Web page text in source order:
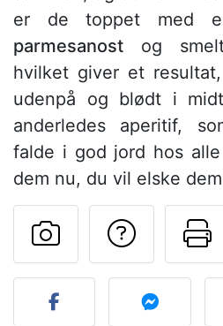
er de toppet med
parmesanost og
hvilket giver et
udenpå og blødt i
anderledes aperitif,
falde i god jord hos
dem nu, du vil elske
Stil
Send dit